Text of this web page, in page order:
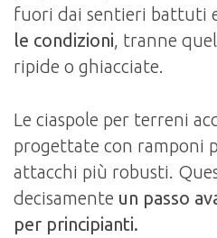
fuori dai sentieri battuti
le condizioni, tranne
ripide o ghiacciate.
Le ciaspole per terreni
progettate con ramponi
attacchi più robusti.
decisamente un passo
per principianti.